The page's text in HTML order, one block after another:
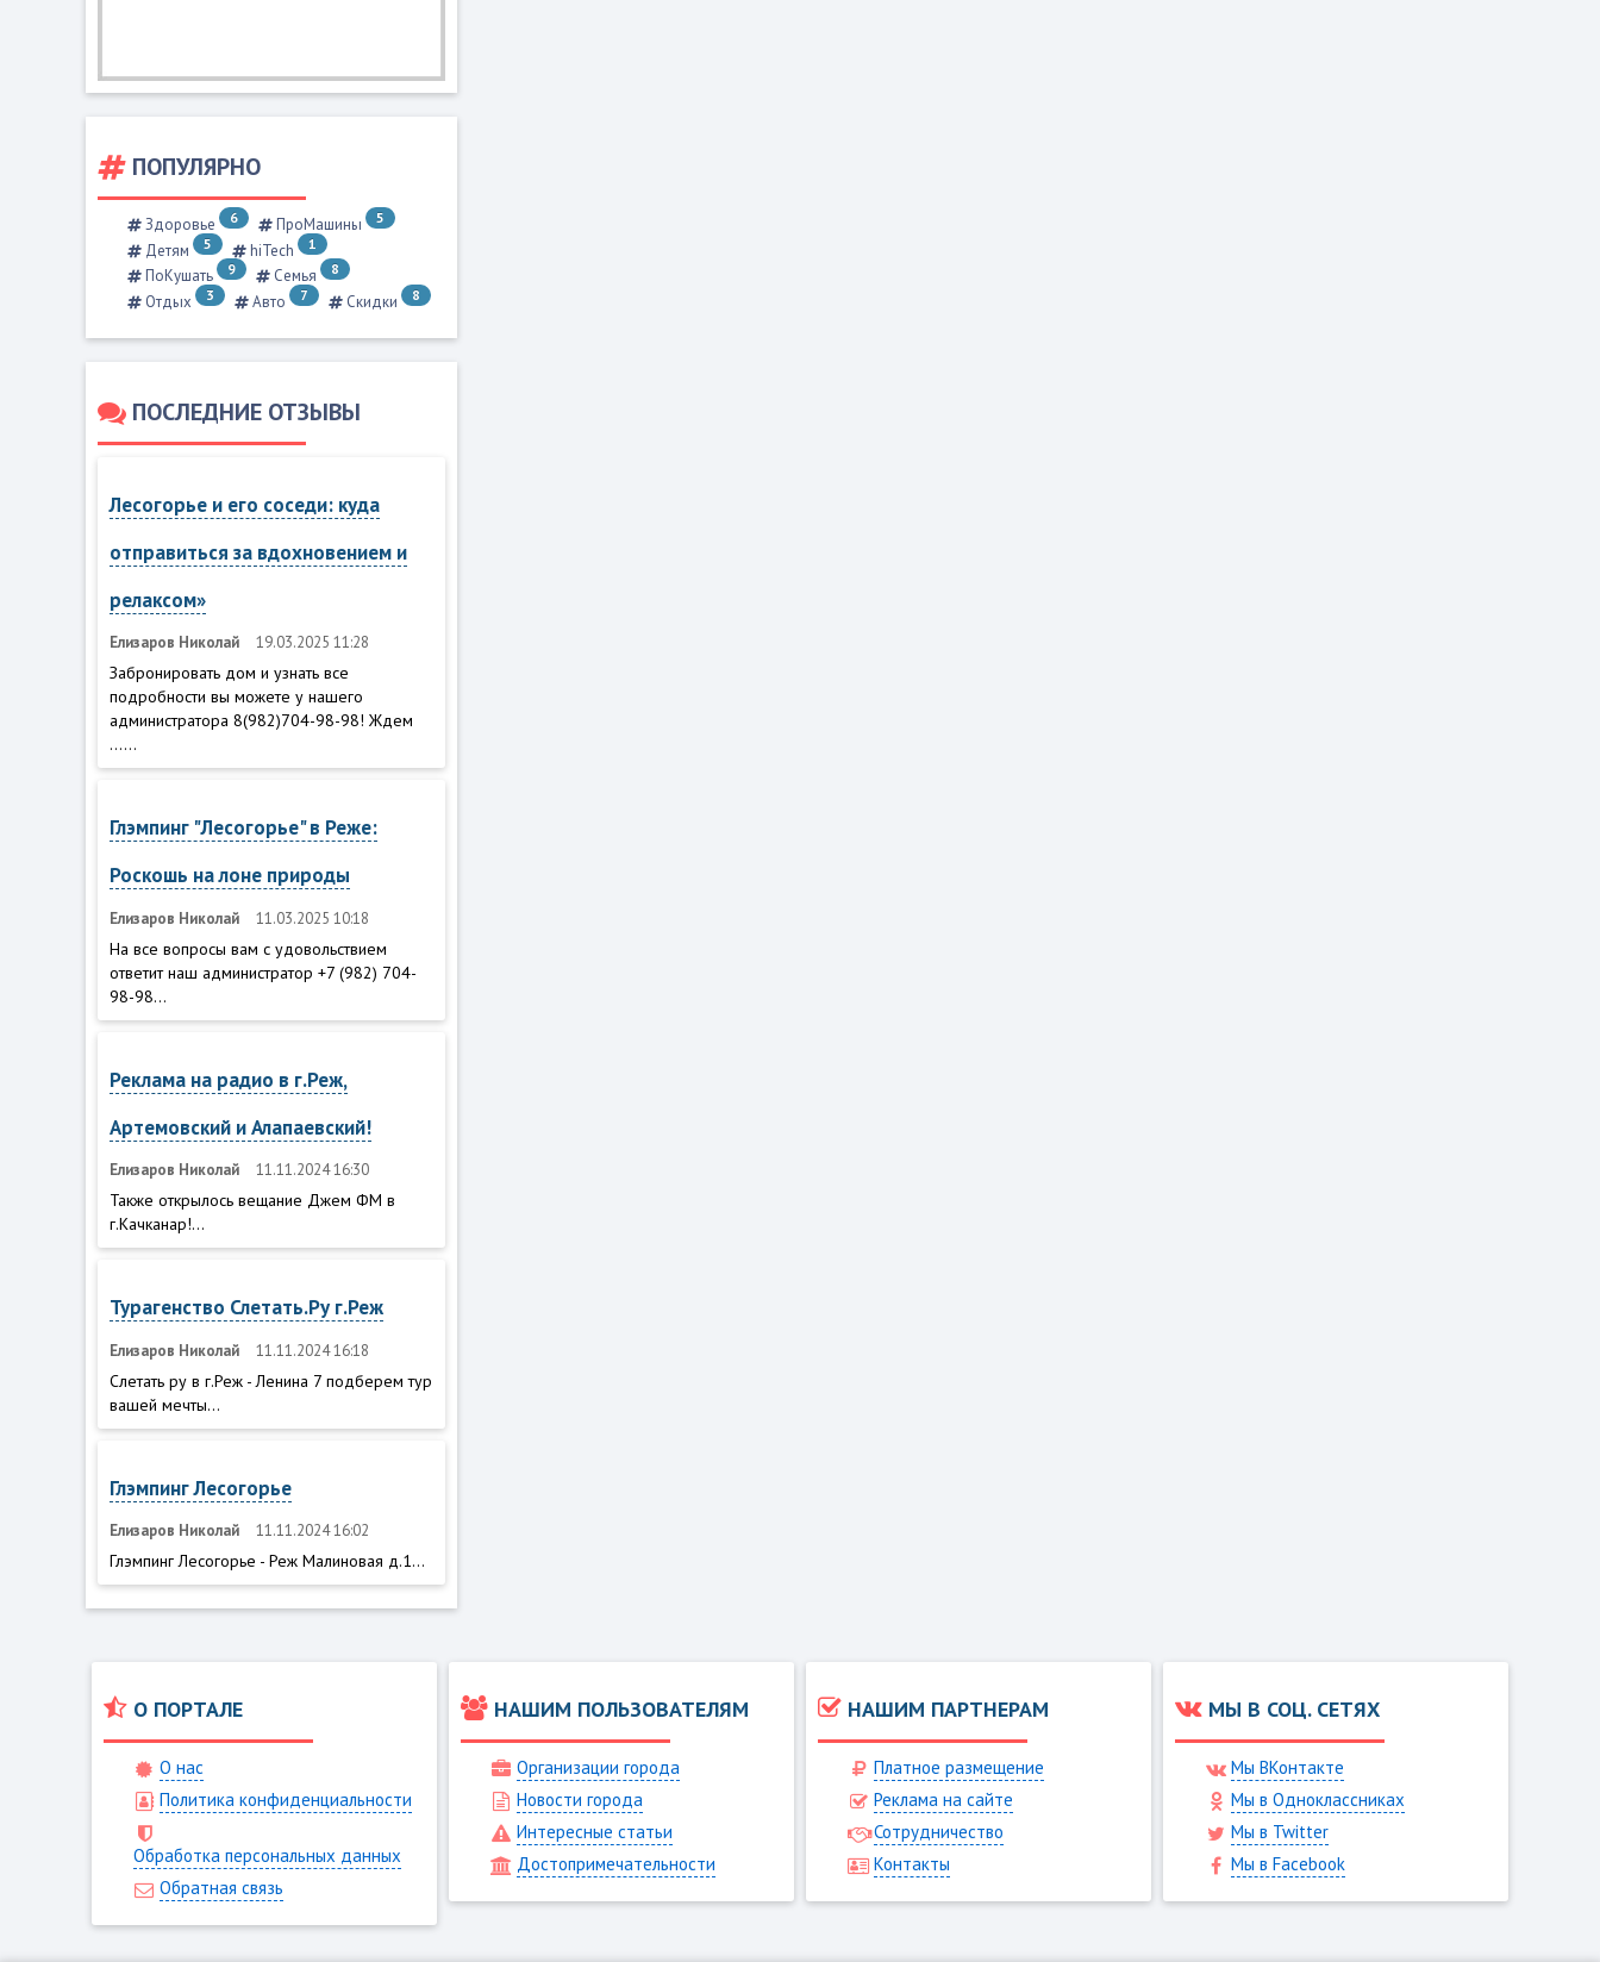
ПОПУЛЯРНО
Здоровье 6 ПроМашины 5
Детям 5 hiTech 1
ПоКушать 9 Семья 8
Отдых 3 Авто 7 Скидки 8
ПОСЛЕДНИЕ ОТЗЫВЫ
Лесогорье и его соседи: куда
отправиться за вдохновением и
релаксом»
Елизаров Николай 19.03.2025 11:28
Забронировать дом и узнать все
подробности вы можете у нашего
администратора 8(982)704-98-98! Ждем
......
Глэмпинг "Лесогорье" в Реже:
Роскошь на лоне природы
Елизаров Николай 11.03.2025 10:18
На все вопросы вам с удовольствием
ответит наш администратор +7 (982) 704-
98-98...
Реклама на радио в г.Реж,
Артемовский и Алапаевский!
Елизаров Николай 11.11.2024 16:30
Также открылось вещание Джем ФМ в
г.Качканар!...
Турагенство Слетать.Ру г.Реж
Елизаров Николай 11.11.2024 16:18
Слетать ру в г.Реж - Ленина 7 подберем тур
вашей мечты...
Глэмпинг Лесогорье
Елизаров Николай 11.11.2024 16:02
Глэмпинг Лесогорье - Реж Малиновая д.1...
О ПОРТАЛЕ
О нас
Политика конфиденциальности
Обработка персональных данных
Обратная связь
НАШИМ ПОЛЬЗОВАТЕЛЯМ
Организации города
Новости города
Интересные статьи
Достопримечательности
НАШИМ ПАРТНЕРАМ
Платное размещение
Реклама на сайте
Сотрудничество
Контакты
МЫ В СОЦ. СЕТЯХ
Мы ВКонтакте
Мы в Одноклассниках
Мы в Twitter
Мы в Facebook